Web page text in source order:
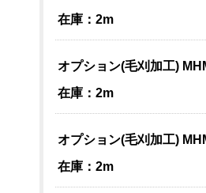
在庫：2m
オプション(毛刈加工)
在庫：2m
オプション(毛刈加工)
在庫：2m